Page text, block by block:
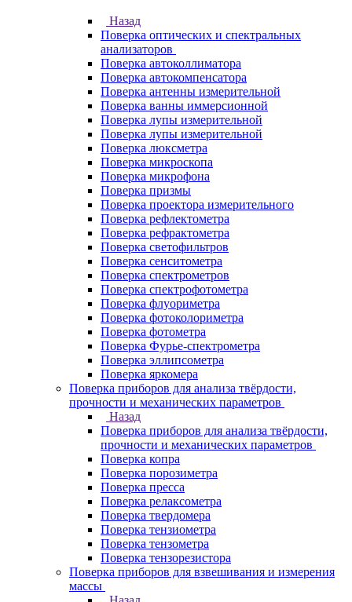
Назад
Поверка оптических и спектральных
анализаторов
Поверка автоколлиматора
Поверка автокомпенсатора
Поверка антенны измерительной
Поверка ванны иммерсионной
Поверка лупы измерительной
Поверка лупы измерительной
Поверка люксметра
Поверка микроскопа
Поверка микрофона
Поверка призмы
Поверка проектора измерительного
Поверка рефлектометра
Поверка рефрактометра
Поверка светофильтров
Поверка сенситометра
Поверка спектрометров
Поверка спектрофотометра
Поверка флуориметра
Поверка фотоколориметра
Поверка фотометра
Поверка Фурье-спектрометра
Поверка эллипсометра
Поверка яркомера
Поверка приборов для анализа твёрдости,
прочности и механических параметров
Назад
Поверка приборов для анализа твёрдости,
прочности и механических параметров
Поверка копра
Поверка порозиметра
Поверка пресса
Поверка релаксометра
Поверка твердомера
Поверка тензиометра
Поверка тензометра
Поверка тензорезистора
Поверка приборов для взвешивания и измерения
массы